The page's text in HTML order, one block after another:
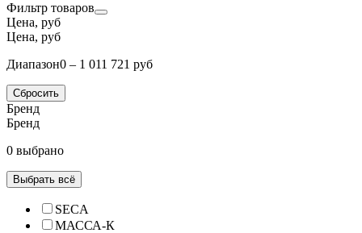
Фильтр товаров
Цена, руб
Цена, руб
Диапазон0 – 1 011 721 руб
Сбросить
Бренд
Бренд
0 выбрано
Выбрать всё
SECA
МАССА-К